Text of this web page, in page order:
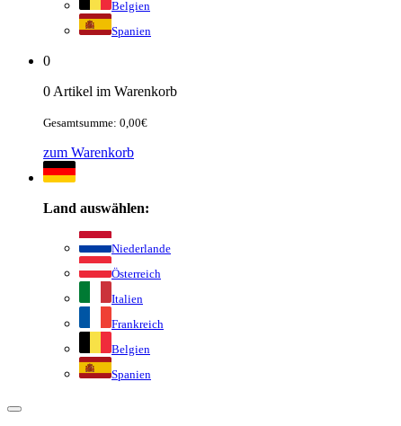
Belgien
Spanien
0
0 Artikel im Warenkorb
Gesamtsumme: 0,00€
zum Warenkorb
Land auswählen:
Niederlande
Österreich
Italien
Frankreich
Belgien
Spanien